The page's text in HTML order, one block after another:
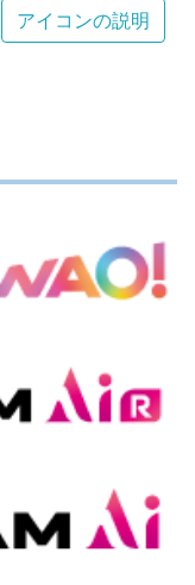
アイコンの説明